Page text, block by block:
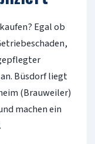
Egal ob
Büsdorf liegt
(Brauweiler)
machen ein